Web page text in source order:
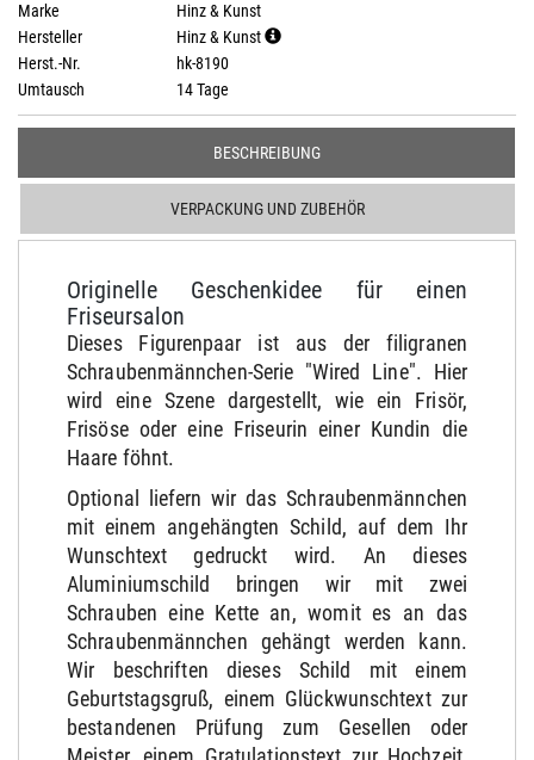
Marke
Hinz & Kunst
Hersteller
Hinz & Kunst
Herst.-Nr.
hk-8190
Umtausch
14 Tage
BESCHREIBUNG
VERPACKUNG UND ZUBEHÖR
Originelle Geschenkidee für einen
Friseursalon
Dieses Figurenpaar ist aus der filigranen
Schraubenmännchen-Serie "Wired Line". Hier
wird eine Szene dargestellt, wie ein Frisör,
Frisöse oder eine Friseurin einer Kundin die
Haare föhnt.
Optional liefern wir das Schraubenmännchen
mit einem angehängten Schild, auf dem Ihr
Wunschtext gedruckt wird. An dieses
Aluminiumschild bringen wir mit zwei
Schrauben eine Kette an, womit es an das
Schraubenmännchen gehängt werden kann.
Wir beschriften dieses Schild mit einem
Geburtstagsgruß, einem Glückwunschtext zur
bestandenen Prüfung zum Gesellen oder